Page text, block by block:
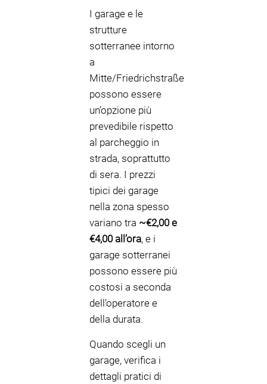
I garage e le
strutture
sotterranee intorno
a
Mitte/Friedrichstraße
possono essere
un’opzione più
prevedibile rispetto
al parcheggio in
strada, soprattutto
di sera. I prezzi
tipici dei garage
nella zona spesso
variano tra ~€2,00 e
€4,00 all’ora, e i
garage sotterranei
possono essere più
costosi a seconda
dell’operatore e
della durata.
Quando scegli un
garage, verifica i
dettagli pratici di